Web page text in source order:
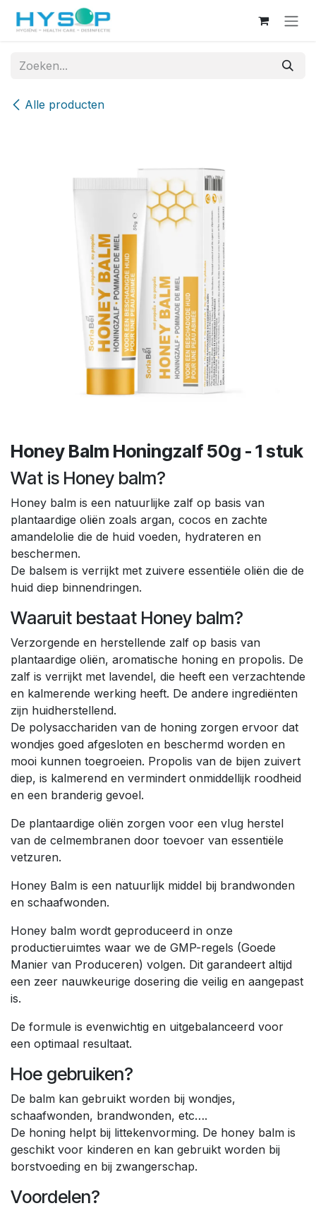
Overslaan naar inhoud
Alle producten
Honey Balm Honingzalf 50g - 1 stuk
Wat is Honey balm?
Honey balm is een natuurlijke zalf op basis van
plantaardige oliën zoals argan, cocos en zachte
amandelolie die de huid voeden, hydrateren en
beschermen.
De balsem is verrijkt met zuivere essentiële oliën die de
huid diep binnendringen.
Waaruit bestaat Honey balm?
Verzorgende en herstellende zalf op basis van
plantaardige oliën, aromatische honing en propolis. De
zalf is verrijkt met lavendel, die heeft een verzachtende
en kalmerende werking heeft. De andere ingrediënten
zijn huidherstellend.
De polysacchariden van de honing zorgen ervoor dat
wondjes goed afgesloten en beschermd worden en
mooi kunnen toegroeien. Propolis van de bijen zuivert
diep, is kalmerend en vermindert onmiddellijk roodheid
en een branderig gevoel.
De plantaardige oliën zorgen voor een vlug herstel
van de celmembranen door toevoer van essentiële
vetzuren.
Honey Balm is een natuurlijk middel bij brandwonden
en schaafwonden.
Honey balm wordt geproduceerd in onze
productieruimtes waar we de GMP-regels (Goede
Manier van Produceren) volgen. Dit garandeert altijd
een zeer nauwkeurige dosering die veilig en aangepast
is.
De formule is evenwichtig en uitgebalanceerd voor
een optimaal resultaat.
Hoe gebruiken?
De balm kan gebruikt worden bij wondjes,
schaafwonden, brandwonden, etc….
De honing helpt bij littekenvorming. De honey balm is
geschikt voor kinderen en kan gebruikt worden bij
borstvoeding en bij zwangerschap.
Voordelen?